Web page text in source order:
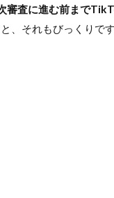
審査に進む前まで
、それもびっくりで